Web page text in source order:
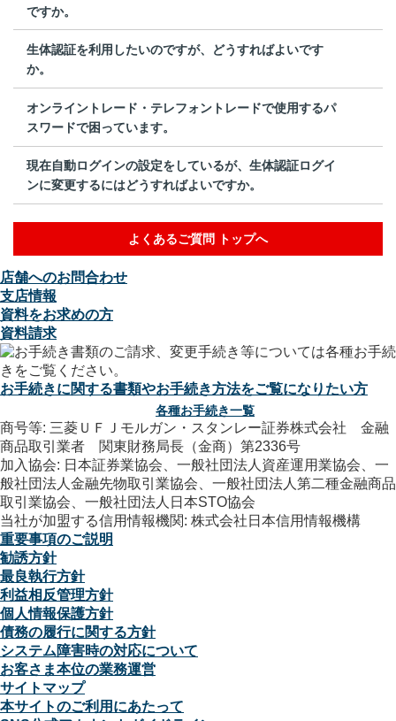
ですか。
生体認証を利用したいのですが、どうすればよいです
か。
オンライントレード・テレフォントレードで使用するパ
スワードで困っています。
現在自動ログインの設定をしているが、生体認証ログイ
ンに変更するにはどうすればよいですか。
よくあるご質問 トップへ
店舗へのお問合わせ
支店情報
資料をお求めの方
資料請求
お手続きに関する書類やお手続き方法をご覧になりたい方
各種お手続き一覧
商号等: 三菱ＵＦＪモルガン・スタンレー証券株式会社 金融
商品取引業者 関東財務局長（金商）第2336号
加入協会: 日本証券業協会、一般社団法人資産運用業協会、一
般社団法人金融先物取引業協会、一般社団法人第二種金融商品
取引業協会、一般社団法人日本STO協会
当社が加盟する信用情報機関: 株式会社日本信用情報機構
重要事項のご説明
勧誘方針
最良執行方針
利益相反管理方針
個人情報保護方針
債務の履行に関する方針
システム障害時の対応について
お客さま本位の業務運営
サイトマップ
本サイトのご利用にあたって